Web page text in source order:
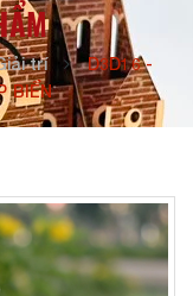
trí
D3D16 -
BIỂN